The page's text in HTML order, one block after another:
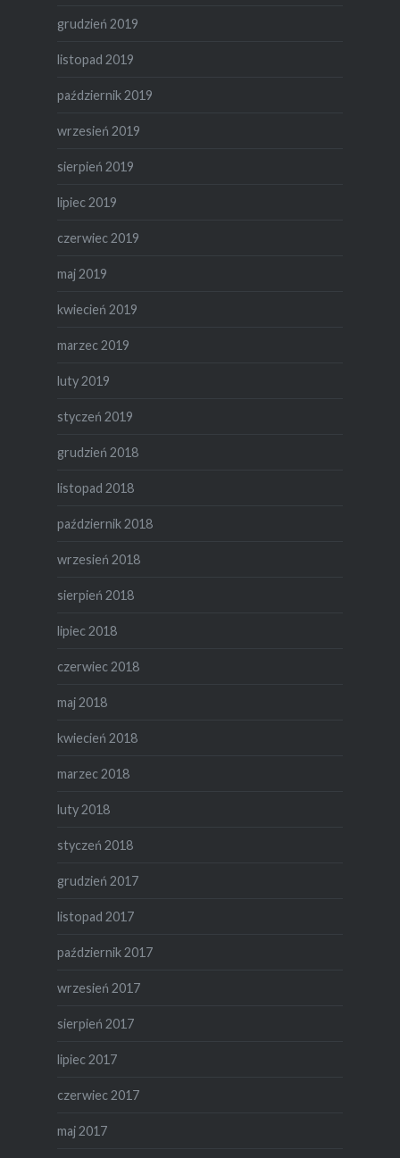
grudzień 2019
listopad 2019
październik 2019
wrzesień 2019
sierpień 2019
lipiec 2019
czerwiec 2019
maj 2019
kwiecień 2019
marzec 2019
luty 2019
styczeń 2019
grudzień 2018
listopad 2018
październik 2018
wrzesień 2018
sierpień 2018
lipiec 2018
czerwiec 2018
maj 2018
kwiecień 2018
marzec 2018
luty 2018
styczeń 2018
grudzień 2017
listopad 2017
październik 2017
wrzesień 2017
sierpień 2017
lipiec 2017
czerwiec 2017
maj 2017